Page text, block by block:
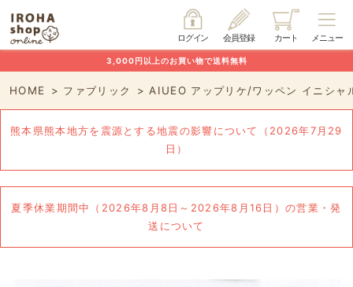
メニュー
カート
会員登録
ログイン
3,000円以上のお買い物で送料無料
HOME ファブリック AIUEO アップリケ/ワッペン イニシ
熊本県熊本地方を震源とする地震の影響について（2026年7月29
日）
夏季休業期間中（2026年8月8日～2026年8月16日）の営業・発
送について